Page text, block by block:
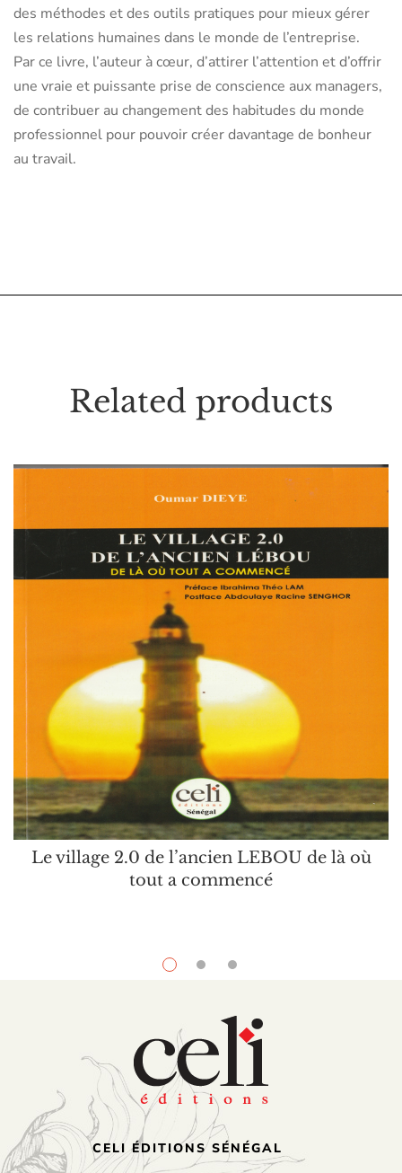
des méthodes et des outils pratiques pour mieux gérer
les relations humaines dans le monde de l’entreprise.
Par ce livre, l’auteur à cœur, d’attirer l’attention et d’offrir
une vraie et puissante prise de conscience aux managers,
de contribuer au changement des habitudes du monde
professionnel pour pouvoir créer davantage de bonheur
au travail.
Related products
Le village 2.0 de l’ancien LEBOU de là où
tout a commencé
CELI ÉDITIONS SÉNÉGAL